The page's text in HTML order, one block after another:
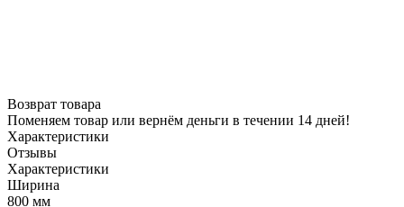
Возврат товара
Поменяем товар или вернём деньги в течении 14 дней!
Характеристики
Отзывы
Характеристики
Ширина
800 мм